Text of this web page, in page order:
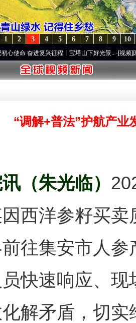
10
9
8
7
6
5
4
3
2
1
复兴征程丨宝塔山下好光景..·[视频]因党而生 为
“调解+普法”护航产业
（朱光临）
西洋参籽买
往集安市人
快速响应、现
解矛盾，切